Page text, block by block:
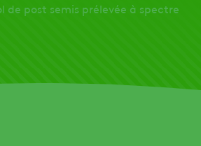
de post semis prélevée à spectre